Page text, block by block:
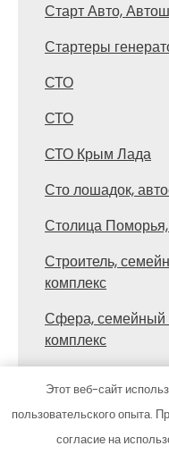
Старт Авто,
Стартеры
СТО
СТО
СТО Крым Лада
Сто лошадок,
Столица Поморья,
Строитель,
комплекс
Сфера, семейный
комплекс
Сход-развал,
Сывлах, Баня №3
Этот веб-сайт
пользовательского опыта.
согласие на